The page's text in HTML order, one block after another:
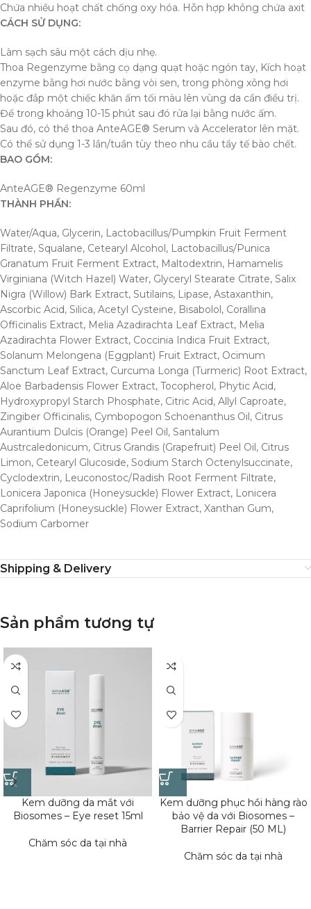
Chứa nhiều hoạt chất chống oxy hóa. Hỗn hợp không chứa axit
CÁCH SỬ DỤNG:
Làm sạch sâu một cách dịu nhẹ.
Thoa Regenzyme bằng cọ dạng quạt hoặc ngón tay, Kích hoạt
enzyme bằng hơi nước bằng vòi sen, trong phòng xông hơi
hoặc đắp một chiếc khăn ấm tối màu lên vùng da cần điều trị.
Để trong khoảng 10-15 phút sau đó rửa lại bằng nước ấm.
Sau đó, có thể thoa AnteAGE® Serum và Accelerator lên mặt.
Có thể sử dụng 1-3 lần/tuần tùy theo nhu cầu tẩy tế bào chết.
BAO GỒM:
AnteAGE® Regenzyme 60ml
THÀNH PHẦN:
Water/Aqua, Glycerin, Lactobacillus/Pumpkin Fruit Ferment
Filtrate, Squalane, Cetearyl Alcohol, Lactobacillus/Punica
Granatum Fruit Ferment Extract, Maltodextrin, Hamamelis
Virginiana (Witch Hazel) Water, Glyceryl Stearate Citrate, Salix
Nigra (Willow) Bark Extract, Sutilains, Lipase, Astaxanthin,
Ascorbic Acid, Silica, Acetyl Cysteine, Bisabolol, Corallina
Officinalis Extract, Melia Azadirachta Leaf Extract, Melia
Azadirachta Flower Extract, Coccinia Indica Fruit Extract,
Solanum Melongena (Eggplant) Fruit Extract, Ocimum
Sanctum Leaf Extract, Curcuma Longa (Turmeric) Root Extract,
Aloe Barbadensis Flower Extract, Tocopherol, Phytic Acid,
Hydroxypropyl Starch Phosphate, Citric Acid, Allyl Caproate,
Zingiber Officinalis, Cymbopogon Schoenanthus Oil, Citrus
Aurantium Dulcis (Orange) Peel Oil, Santalum
Austrcaledonicum, Citrus Grandis (Grapefruit) Peel Oil, Citrus
Limon, Cetearyl Glucoside, Sodium Starch Octenylsuccinate,
Cyclodextrin, Leuconostoc/Radish Root Ferment Filtrate,
Lonicera Japonica (Honeysuckle) Flower Extract, Lonicera
Caprifolium (Honeysuckle) Flower Extract, Xanthan Gum,
Sodium Carbomer
Shipping & Delivery
Sản phẩm tương tự
Kem dưỡng da mắt với
Biosomes – Eye reset 15ml
Chăm sóc da tại nhà
Kem dưỡng phục hồi hàng rào
bảo vệ da với Biosomes –
Barrier Repair (50 ML)
Chăm sóc da tại nhà